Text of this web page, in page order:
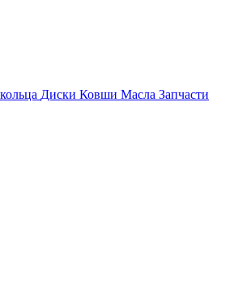
Диски Ковши Масла Запчасти